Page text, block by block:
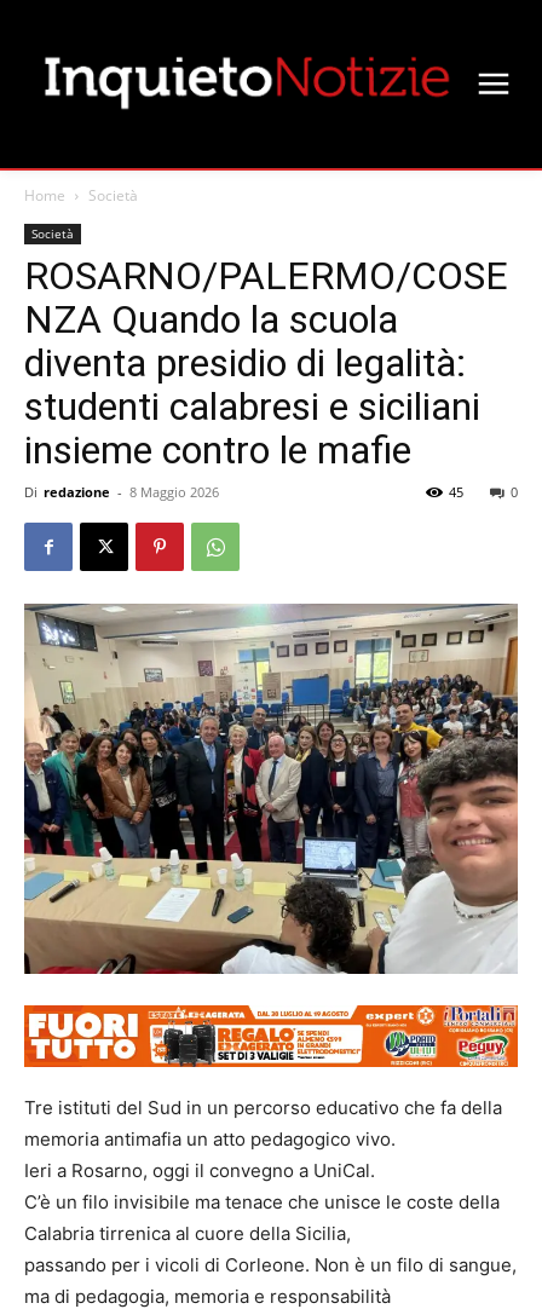
Home Società
Società
ROSARNO/PALERMO/COSE
NZA Quando la scuola
diventa presidio di legalità:
studenti calabresi e siciliani
insieme contro le mafie
Di redazione - 8 Maggio 2026 0
45
Tre istituti del Sud in un percorso educativo che fa della
memoria antimafia un atto pedagogico vivo.
Ieri a Rosarno, oggi il convegno a UniCal.
C’è un filo invisibile ma tenace che unisce le coste della
Calabria tirrenica al cuore della Sicilia,
passando per i vicoli di Corleone. Non è un filo di sangue,
ma di pedagogia, memoria e responsabilità